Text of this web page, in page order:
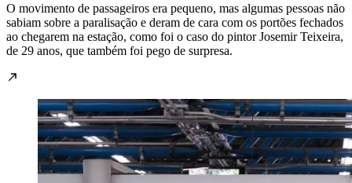
O movimento de passageiros era pequeno, mas algumas pessoas não
sabiam sobre a paralisação e deram de cara com os portões fechados
ao chegarem na estação, como foi o caso do pintor Josemir Teixeira,
de 29 anos, que também foi pego de surpresa.